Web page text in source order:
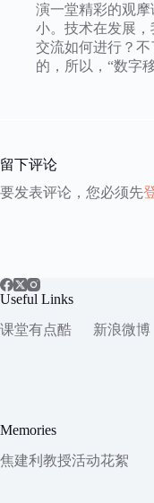
演一堂精彩的观
小。技术在发展
交流如何进行？
的，所以，“数字
留下评论
要发表评论，您必须先
Useful Links
课堂有点酷
新浪微博
Memories
焦建利教授活动花絮